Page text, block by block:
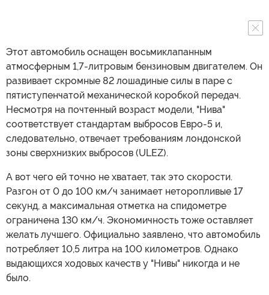
Этот автомобиль оснащен восьмиклапанным
атмосферным 1,7-литровым бензиновым двигателем. Он
развивает скромные 82 лошадиные силы в паре с
пятиступенчатой механической коробкой передач.
Несмотря на почтенный возраст модели, "Нива"
соответствует стандартам выбросов Евро-5 и,
следовательно, отвечает требованиям лондонской
зоны сверхнизких выбросов (ULEZ).
А вот чего ей точно не хватает, так это скорости.
Разгон от 0 до 100 км/ч занимает неторопливые 17
секунд, а максимальная отметка на спидометре
ограничена 130 км/ч. Экономичность тоже оставляет
желать лучшего. Официально заявлено, что автомобиль
потребляет 10,5 литра на 100 километров. Однако
выдающихся ходовых качеств у "Нивы" никогда и не
было.